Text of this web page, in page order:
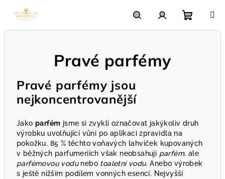
HledatPřihlášení
Pravé parfémy
Pravé parfémy jsou
nejkoncentrovanější
Jako parfém jsme si zvykli označovat jakýkoliv druh
výrobku uvolňující vůni po aplikaci zpravidla na
pokožku. 85 % těchto voňavých lahviček kupovaných
v běžných parfumeriích však neobsahují parfém, ale
parfémovou vodunebo toaletní vodu. Anebo výrobek
s ještě nižším podílem vonných esencí. Nejvyšší